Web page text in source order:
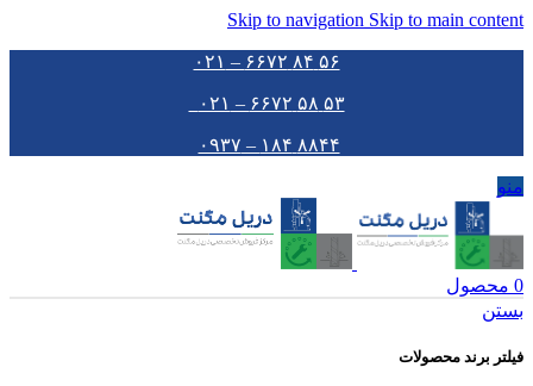
Skip to navigation Skip to main content
۵۶ ۸۴ ۶۶۷۲ – ۰۲۱
۵۳ ۵۸ ۶۶۷۲ – ۰۲۱
۸۸۴۴ ۱۸۴ – ۰۹۳۷
منو
0 محصول
بستن
فیلتر برند محصولات